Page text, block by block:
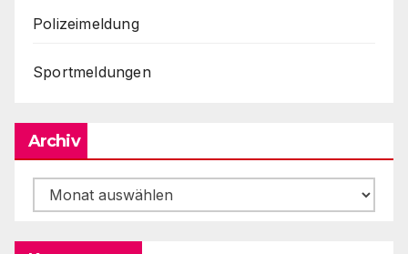
Polizeimeldung
Sportmeldungen
Archiv
Archiv